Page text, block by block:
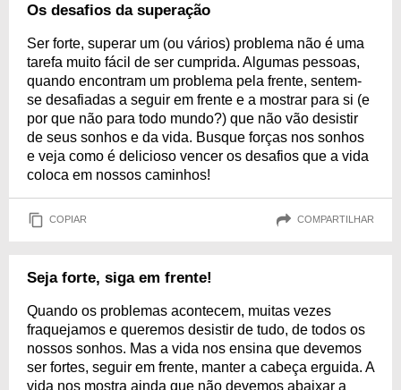
Os desafios da superação
Ser forte, superar um (ou vários) problema não é uma
tarefa muito fácil de ser cumprida. Algumas pessoas,
quando encontram um problema pela frente, sentem-
se desafiadas a seguir em frente e a mostrar para si (e
por que não para todo mundo?) que não vão desistir
de seus sonhos e da vida. Busque forças nos sonhos
e veja como é delicioso vencer os desafios que a vida
coloca em nossos caminhos!
COPIAR COMPARTILHAR
Seja forte, siga em frente!
Quando os problemas acontecem, muitas vezes
fraquejamos e queremos desistir de tudo, de todos os
nossos sonhos. Mas a vida nos ensina que devemos
ser fortes, seguir em frente, manter a cabeça erguida. A
vida nos mostra ainda que não devemos abaixar a